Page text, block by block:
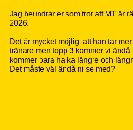
Jag beundrar er som tror att MT är
2026.
Det är mycket möjligt att han tar
tränare men topp 3 kommer vi ändå
kommer bara halka längre och
Det måste väl ändå ni se med?